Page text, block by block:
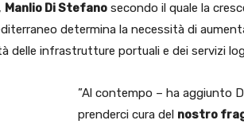
Manlio Di Stefano secondo il quale la
determina la necessità di
delle infrastrutture portuali e dei servizi
”Al contempo – ha aggiunto
prenderci cura del nostro